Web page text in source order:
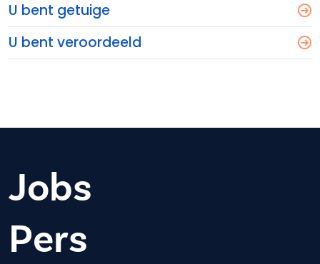
U bent getuige
U bent veroordeeld
Jobs
Pers